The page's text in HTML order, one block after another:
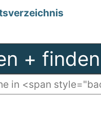
+ finden